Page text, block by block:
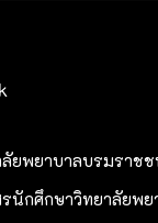
ยพยาบาลบรมราช
นักศึกษาวิทยาลัยพ